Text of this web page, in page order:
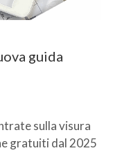
guida
sulla visura
gratuiti dal 2025